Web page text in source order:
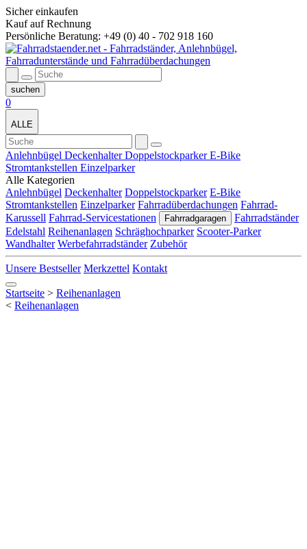
Sicher einkaufen
Kauf auf Rechnung
Persönliche Beratung: +49 (0) 40 - 702 918 160
0
ALLE
Anlehnbügel DeckenhalterDoppelstockparkerE-Bike
Stromtankstellen Einzelparker
Alle Kategorien
Anlehnbügel Deckenhalter Doppelstockparker E-Bike
Stromtankstellen Einzelparker Fahrradüberdachungen Fahrrad-
Karussell Fahrrad-Servicestationen Fahrradgaragen
Fahrradständer
Edelstahl Reihenanlagen Schräghochparker Scooter-Parker
Wandhalter Werbefahrradständer Zubehör
Unsere Bestseller Merkzettel Kontakt
Startseite > Reihenanlagen
< Reihenanlagen